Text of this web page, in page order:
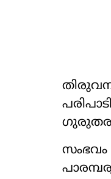
ഗുരുതര
സംഭവം